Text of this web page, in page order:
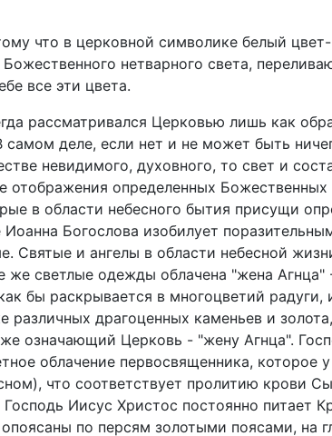
что в церковной символике белый
нетварного света,
все эти цвета.
рассматривался Церковью лишь как
самом деле, если нет и не может быть
невидимого, духовного, то свет и
отображения определенных Божественных
в области небесного бытия присущи
Богослова изобилует
Святые и ангелы в области небесной
же светлые одежды облачена "жена Агнца"
бы раскрывается в многоцветий радуги,
различных драгоценных каменьев и
означающий Церковь - "жену Агнца".
облачение первосвященника, которое
что соответствует пролитию крови
Иисус Христос постоянно питает
по персям золотыми поясами, на